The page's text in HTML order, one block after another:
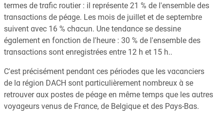
termes de trafic routier : il représente 21 % de l'ensemble des
transactions de péage. Les mois de juillet et de septembre
suivent avec 16 % chacun. Une tendance se dessine
également en fonction de l'heure : 30 % de l'ensemble des
transactions sont enregistrées entre 12 h et 15 h..
C'est précisément pendant ces périodes que les vacanciers
de la région DACH sont particulièrement nombreux à se
retrouver aux postes de péage en même temps que les autres
voyageurs venus de France, de Belgique et des Pays-Bas.